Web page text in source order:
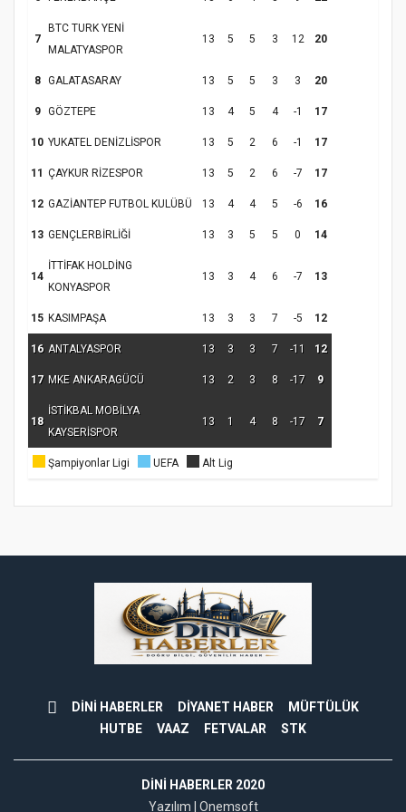
Samsun Atakum’da Yaz Kur’an Kursu
Kapanış Programı
Samsun Atakum’da Ayasofya Camii
Etkinliği
Türkiye’de insanlar dinle bağlarını
koparıyor mu?
7
BTC TURK YENİ
MALATYASPOR
13 5 5 3 12 20
8 GALATASARAY 13 5 5 3 3 20
9 GÖZTEPE 13 4 5 4 -1 17
10 YUKATEL DENİZLİSPOR 13 5 2 6 -1 17
11 ÇAYKUR RİZESPOR 13 5 2 6 -7 17
12 GAZİANTEP FUTBOL KULÜBÜ 13 4 4 5 -6 16
13 GENÇLERBİRLİĞİ 13 3 5 5 0 14
14
İTTİFAK HOLDİNG
KONYASPOR
13 3 4 6 -7 13
15 KASIMPAŞA 13 3 3 7 -5 12
16 ANTALYASPOR 13 3 3 7 -11 12
17 MKE ANKARAGÜCÜ 13 2 3 8 -17 9
18
İSTİKBAL MOBİLYA
KAYSERİSPOR
13 1 4 8 -17 7
Şampiyonlar Ligi UEFA Alt Lig
DİNİ HABERLER DİYANET HABER
MÜFTÜLÜK
HUTBE
VAAZ FETVALAR STK
DINI HABERLER 2020
Yazılım | Onemsoft